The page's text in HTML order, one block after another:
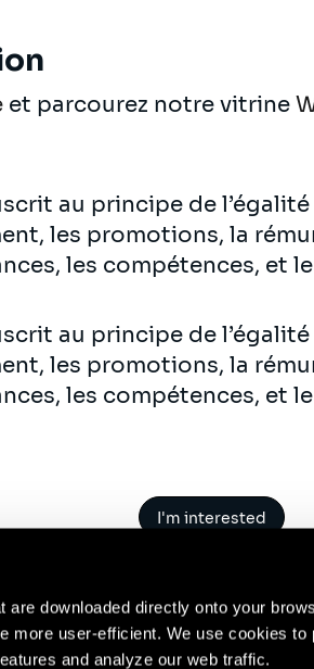
are downloaded directly onto your
more user-efficient. We use cookies to
and analyze our web traffic.
et parcourez notre vitrine
au principe de l’égalité
les promotions, la
les compétences, et
au principe de l’égalité
les promotions, la
les compétences, et
I'm interested